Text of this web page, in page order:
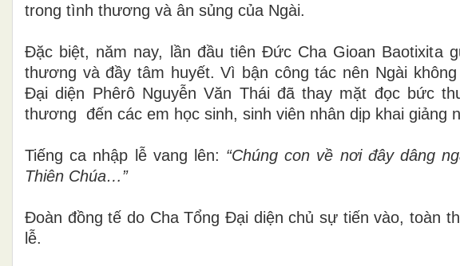
trong tình thương và ân sủng của Ngài.
Đặc biệt, năm nay, lần đầu tiên Đức Cha Gioan Baotixita
thương và đầy tâm huyết. Vì bận công tác nên Ngài
Đại diện Phêrô Nguyễn Văn Thái đã thay mặt đọc bức
thương đến các em học sinh, sinh viên nhân dịp khai giảng
Tiếng ca nhập lễ vang lên: “Chúng con về nơi đây dâng
Thiên Chúa…”
Đoàn đồng tế do Cha Tổng Đại diện chủ sự tiến vào, toàn
lễ.